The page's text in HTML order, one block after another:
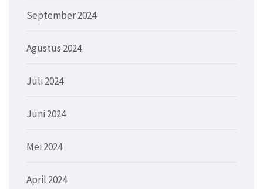
September 2024
Agustus 2024
Juli 2024
Juni 2024
Mei 2024
April 2024